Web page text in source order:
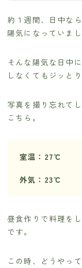
約１週間、日中な
陽気になっていまし
そんな陽気な日中
しなくてもジッと
写真を撮り忘れて
こちら。
室温：27℃
外気：23℃
昼食作りで料理を
です。
この時、どうやっ